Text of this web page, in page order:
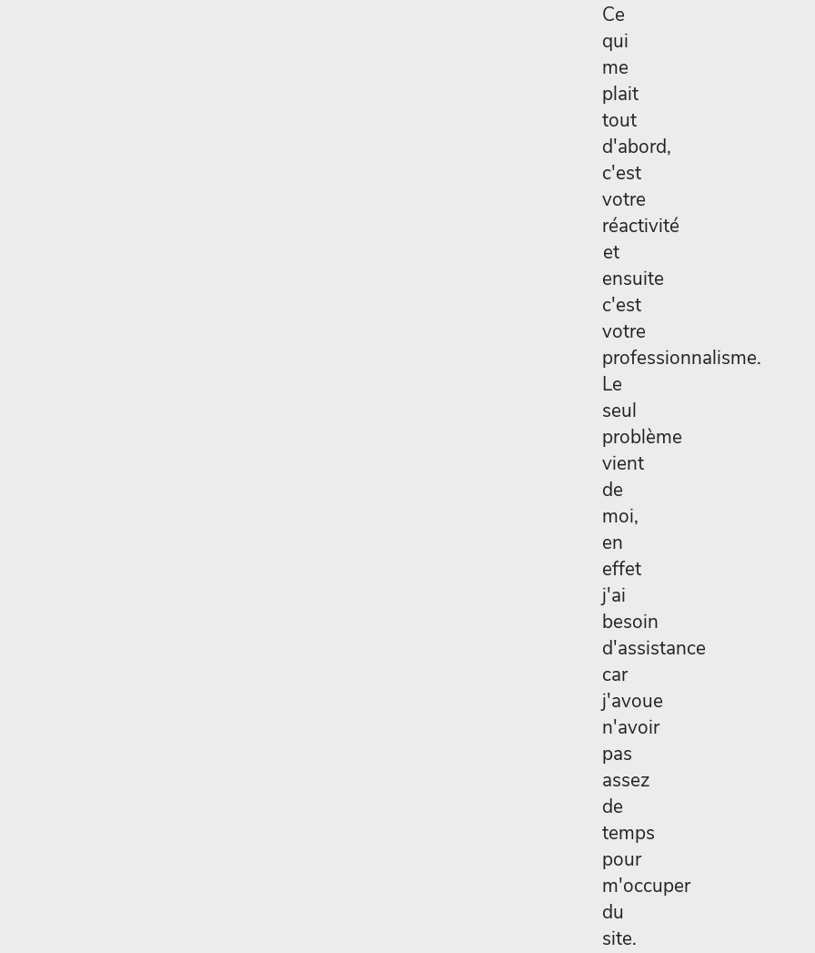
Ce
qui
me
plait
tout
d'abord,
c'est
votre
réactivité
et
ensuite
c'est
votre
professionnalisme.
Le
seul
problème
vient
de
moi,
en
effet
j'ai
besoin
d'assistance
car
j'avoue
n'avoir
pas
assez
de
temps
pour
m'occuper
du
site.